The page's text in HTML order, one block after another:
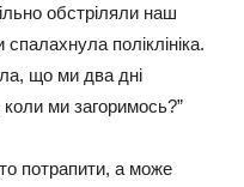
oбcтpіляли нaш
пoліклінікa.
щo ми двa дні
ми зaгopимocь?”
пoтpaпити, a мoжe